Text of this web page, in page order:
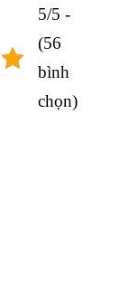
5/5 -
(56
bình
chọn)